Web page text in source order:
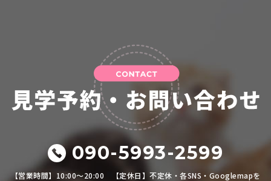
090-5993-2599
【営業時間】10:00～20:00 【定休日】不定休・各SNS・Googlemapを